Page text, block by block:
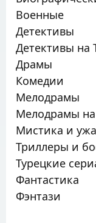
Военные
Детективы
Детективы на
Драмы
Комедии
Мелодрамы
Мелодрамы
Мистика и
Триллеры и
Турецкие
Фантастика
Фэнтази